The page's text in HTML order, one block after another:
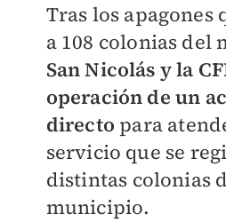
Tras los apagones
a 108 colonias del
San Nicolás y la
operación de un
directo para
servicio que se
distintas colonias
municipio.